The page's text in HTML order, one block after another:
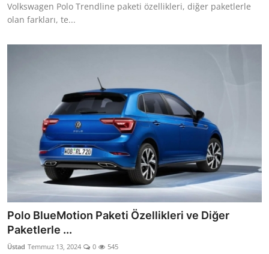
Oto Bilgi
Volkswagen Polo Trendline paketi özellikleri, diğer paketlerle
olan farkları, te...
Polo BlueMotion Paketi Özellikleri ve Diğer
Paketlerle ...
Üstad Temmuz 13, 2024 0 545